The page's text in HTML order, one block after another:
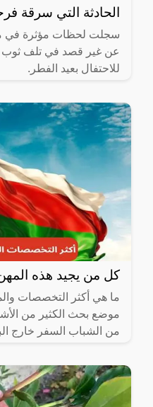
الحادثة التي سرقة
سجلت لحظات مؤثرة في
عن غير قصد في تلف ثوب
للاحتفال بعيد الفطر.
كل من يجيد هذه
ما هي أكثر التخصصات
موضع بحث الكثير من
من الشباب السفر خارج